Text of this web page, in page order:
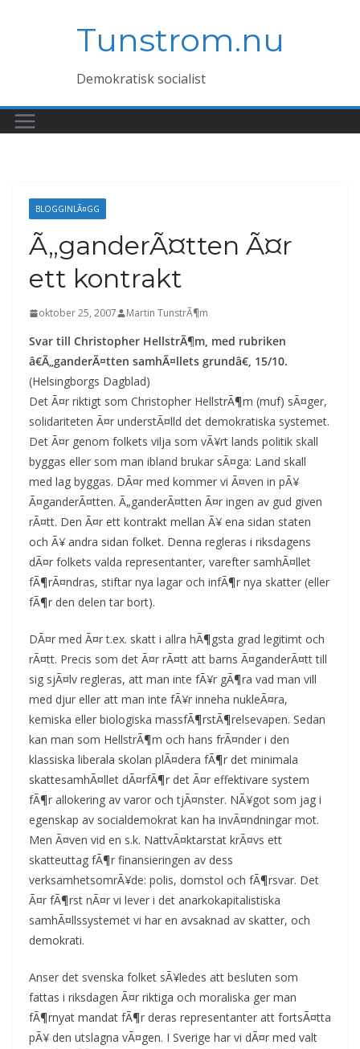
Tunstrom.nu
Demokratisk socialist
BLOGGINLÃ¤GG
Ã„ganderÃ¤tten Ã¤r
ett kontrakt
oktober 25, 2007 Martin TunstrÃ¶m
Svar till Christopher HellstrÃ¶m, med rubriken
â€Ã„ganderÃ¤tten samhÃ¤llets grundâ€, 15/10.
(Helsingborgs Dagblad)
Det Ã¤r riktigt som Christopher HellstrÃ¶m (muf) sÃ¤ger,
solidariteten Ã¤r understÃ¤lld det demokratiska systemet.
Det Ã¤r genom folkets vilja som vÃ¥rt lands politik skall
byggas eller som man ibland brukar sÃ¤ga: Land skall
med lag byggas. DÃ¤r med kommer vi Ã¤ven in pÃ¥
Ã¤ganderÃ¤tten. Ã„ganderÃ¤tten Ã¤r ingen av gud given
rÃ¤tt. Den Ã¤r ett kontrakt mellan Ã¥ ena sidan staten
och Ã¥ andra sidan folket. Denna regleras i riksdagens
dÃ¤r folkets valda representanter, varefter samhÃ¤llet
fÃ¶rÃ¤ndras, stiftar nya lagar och infÃ¶r nya skatter (eller
fÃ¶r den delen tar bort).
DÃ¤r med Ã¤r t.ex. skatt i allra hÃ¶gsta grad legitimt och
rÃ¤tt. Precis som det Ã¤r rÃ¤tt att barns Ã¤ganderÃ¤tt till
sig sjÃ¤lv regleras, att man inte fÃ¥r gÃ¶ra vad man vill
med djur eller att man inte fÃ¥r inneha nukleÃ¤ra,
kemiska eller biologiska massfÃ¶rstÃ¶relsevapen. Sedan
kan man som HellstrÃ¶m och hans frÃ¤nder i den
klassiska liberala skolan plÃ¤dera fÃ¶r det minimala
skattesamhÃ¤llet dÃ¤rfÃ¶r det Ã¤r effektivare system
fÃ¶r allokering av varor och tjÃ¤nster. NÃ¥got som jag i
egenskap av socialdemokrat kan ha invÃ¤ndningar mot.
Men Ã¤ven vid en s.k. NattvÃ¤ktarstat krÃ¤vs ett
skatteuttag fÃ¶r finansieringen av dess
verksamhetsomrÃ¥de: polis, domstol och fÃ¶rsvar. Det
Ã¤r fÃ¶rst nÃ¤r vi lever i det anarkokapitalistiska
samhÃ¤llssystemet vi har en avsaknad av skatter, och
demokrati.
Anser det svenska folket sÃ¥ledes att besluten som
fattas i riksdagen Ã¤r riktiga och moraliska ger man
fÃ¶rnyat mandat fÃ¶r deras representanter att fortsÃ¤tta
pÃ¥ den utslagna vÃ¤gen. I Sverige har vi dÃ¤r med valt